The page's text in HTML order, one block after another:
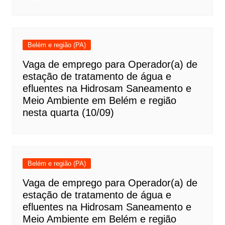
Belém e região (PA)
Vaga de emprego para Operador(a) de
estação de tratamento de água e
efluentes na Hidrosam Saneamento e
Meio Ambiente em Belém e região
nesta quarta (10/09)
Belém e região (PA)
Vaga de emprego para Operador(a) de
estação de tratamento de água e
efluentes na Hidrosam Saneamento e
Meio Ambiente em Belém e região